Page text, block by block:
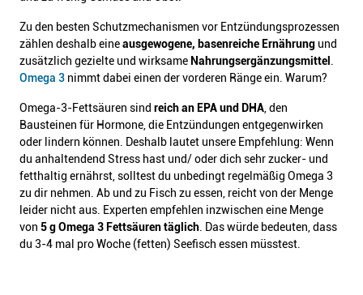
Zu den besten Schutzmechanismen vor Entzündungsprozessen
zählen deshalb eineausgewogene, basenreiche Ernährung und
zusätzlich gezielte und wirksame Nahrungsergänzungsmittel .
Omega 3 nimmt dabei einen der vorderen Ränge ein. Warum?
Omega-3-Fettsäuren sind reich an EPA und DHA, den
Bausteinen für Hormone, die Entzündungen entgegenwirken
oder lindern können. Deshalb lautet unsere Empfehlung: Wenn
du anhaltendend Stress hast und/ oder dich sehr zucker- und
fetthaltig ernährst, solltest du unbedingt regelmäßig Omega 3
zu dir nehmen. Ab und zu Fisch zu essen, reicht von der Menge
leider nicht aus. Experten empfehlen inzwischen eine Menge
von 5 g Omega 3 Fettsäuren täglich. Das würde bedeuten, dass
du 3-4 mal pro Woche (fetten) Seefisch essen müsstest.